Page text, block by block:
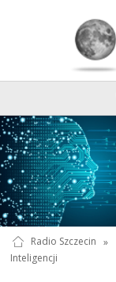
Radio Szczecin »
Inteligencji